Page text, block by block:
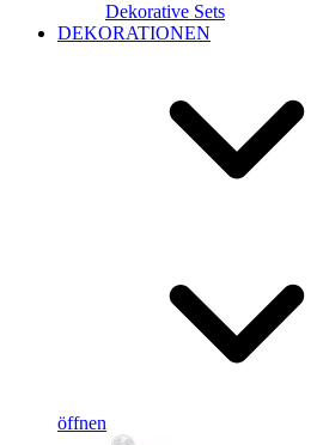
Dekorative Sets
DEKORATIONEN
öffnen